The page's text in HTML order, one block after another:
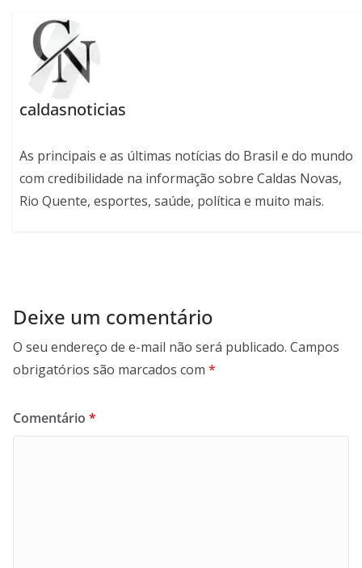
caldasnoticias
As principais e as últimas notícias do Brasil e do mundo
com credibilidade na informação sobre Caldas Novas,
Rio Quente, esportes, saúde, política e muito mais.
Deixe um comentário
O seu endereço de e-mail não será publicado. Campos
obrigatórios são marcados com *
Comentário *